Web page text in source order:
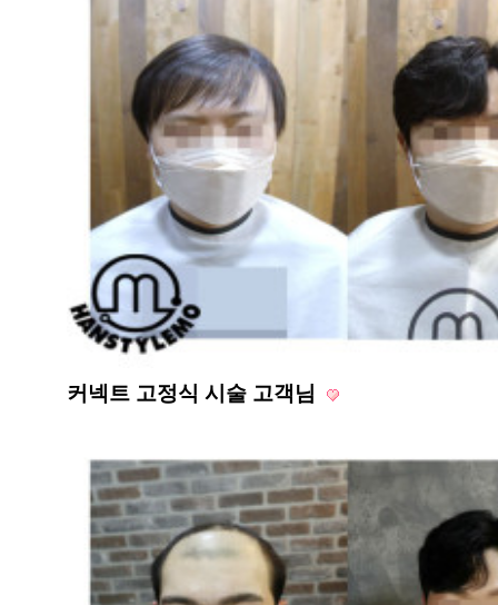
커넥트 고정식 시술 고객님